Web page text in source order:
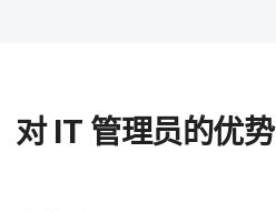
对IT 管理员​的​优势